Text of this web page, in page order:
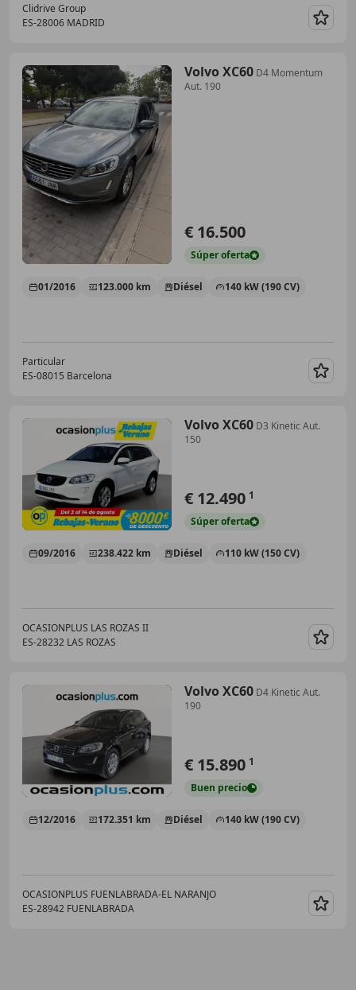
Clidrive Group
ES-28006 MADRID
Volvo XC60 D4 Momentum
Aut. 190
€ 16.500
Súperoferta
01/2016 123.000 km Diésel 140 kW (190 CV)
Particular
ES-08015 Barcelona
Volvo XC60 D3 Kinetic Aut.
150
€ 12.490 1
Súperoferta
09/2016 238.422 km Diésel 110 kW (150 CV)
OCASIONPLUS LAS ROZAS II
ES-28232 LAS ROZAS
Volvo XC60 D4 Kinetic Aut.
190
€ 15.890 1
Buen precio
12/2016 172.351 km Diésel 140 kW (190 CV)
OCASIONPLUS FUENLABRADA-EL NARANJO
ES-28942 FUENLABRADA